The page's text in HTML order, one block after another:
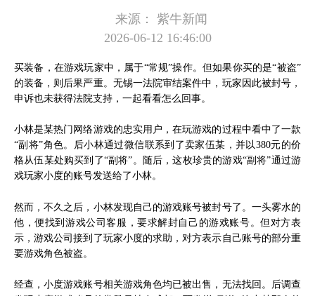
来源：
紫牛新闻
2026-06-12 16:46:00
买装备，在游戏玩家中，属于“常规”操作。但如果你买的是“被盗”
的装备，则后果严重。无锡一法院审结案件中，玩家因此被封号，
申诉也未获得法院支持，一起看看怎么回事。
小林是某热门网络游戏的忠实用户，在玩游戏的过程中看中了一款
“副将”角色。后小林通过微信联系到了卖家伍某，并以380元的价
格从伍某处购买到了“副将”。随后，这枚珍贵的游戏“副将”通过游
戏玩家小度的账号发送给了小林。
然而，不久之后，小林发现自己的游戏账号被封号了。一头雾水的
他，便找到游戏公司客服，要求解封自己的游戏账号。但对方表
示，游戏公司接到了玩家小度的求助，对方表示自己账号的部分重
要游戏角色被盗。
经查，小度游戏账号相关游戏角色均已被出售，无法找回。后调查